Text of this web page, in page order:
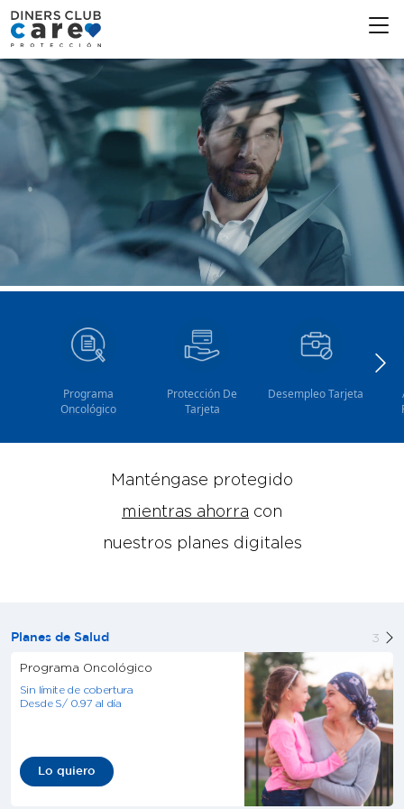
Programa
Oncológico
Protección De
Tarjeta
Desempleo Tarjeta
Manténgase protegido
mientras ahorra con
nuestros planes digitales
Planes de Salud 3
Programa Oncológico
Sin límite de cobertura
Desde S/ 0.97 al día
Lo quiero